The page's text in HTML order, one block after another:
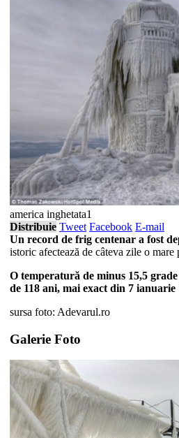
america inghetata1
Distribuie Tweet Facebook E-mail
Un record de frig centenar a fost
istoric afectează de câteva zile o
O temperatură de minus 15,5
de 118 ani, mai exact din 7 ianuarie
sursa foto: Adevarul.ro
Galerie Foto